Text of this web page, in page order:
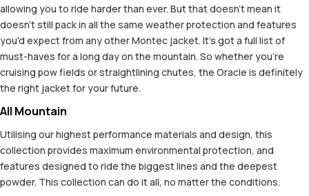
allowing you to ride harder than ever. But that doesn't mean it
doesn't still pack in all the same weather protection and features
you'd expect from any other Montec jacket. It's got a full list of
must-haves for a long day on the mountain. So whether you're
cruising pow fields or straightlining chutes, the Oracle is definitely
the right jacket for your future.
All Mountain
Utilising our highest performance materials and design, this
collection provides maximum environmental protection, and
features designed to ride the biggest lines and the deepest
powder. This collection can do it all, no matter the conditions.